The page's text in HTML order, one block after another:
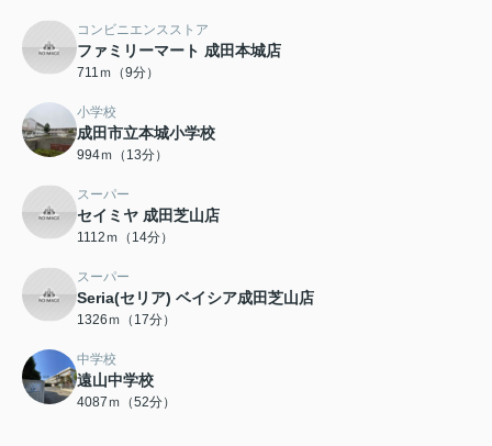
コンビニエンスストア
ファミリーマート 成田本城店
711ｍ（9分）
小学校
成田市立本城小学校
994ｍ（13分）
スーパー
セイミヤ 成田芝山店
1112ｍ（14分）
スーパー
Seria(セリア) ベイシア成田芝山店
1326ｍ（17分）
中学校
遠山中学校
4087ｍ（52分）